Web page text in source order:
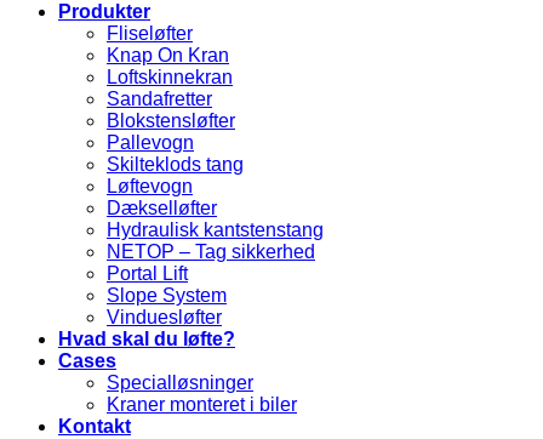
Produkter
Fliseløfter
Knap On Kran
Loftskinnekran
Sandafretter
Blokstensløfter
Pallevogn
Skilteklods tang
Løftevogn
Dækselløfter
Hydraulisk kantstenstang
NETOP – Tag sikkerhed
Portal Lift
Slope System
Vinduesløfter
Hvad skal du løfte?
Cases
Specialløsninger
Kraner monteret i biler
Kontakt